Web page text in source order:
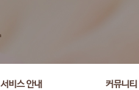
서비스 안내 커뮤니티